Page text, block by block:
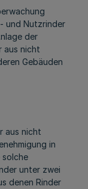
und Nutzrinder
der
aus nicht
Gebäuden
aus nicht
in
solche
unter zwei
denen Rinder